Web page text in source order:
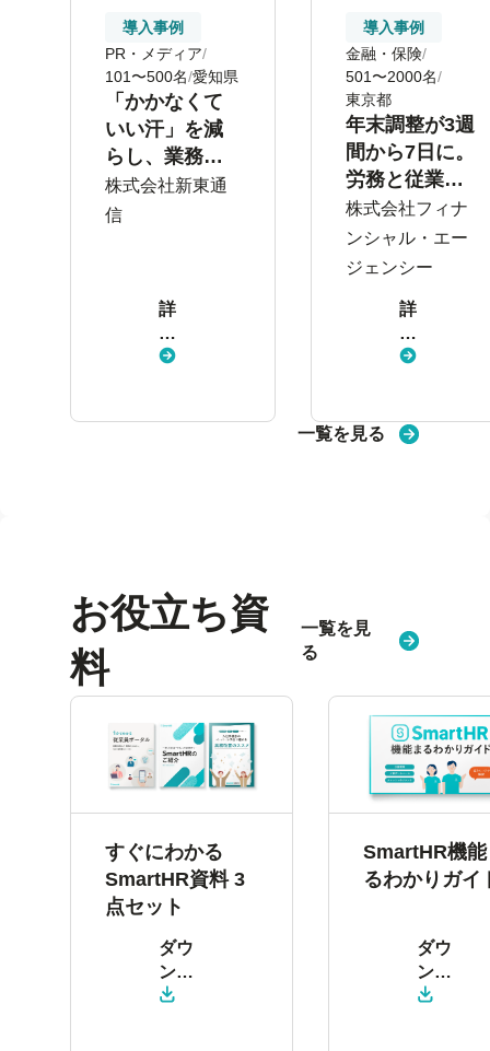
導入事例
PR・メディア
101〜500名 愛知県
「かかなくて
いい汗」を減
らし、業務に
集中できる環
境のために
株式会社新東通
信
詳
し
く
導入事例
金融・保険
501〜2000名
東京都
年末調整が3週
間から7日に。
労務と従業員
の双方が働き
やすい環境へ
株式会社フィナ
ンシャル・エー
ジェンシー
詳
し
く
一覧を見る
お役立ち資
料
一覧を見
る
すぐにわかる
SmartHR資料 3
点セット
ダウ
ン
ロー
SmartHR機
るわかりガイ
ダウ
ン
ロー